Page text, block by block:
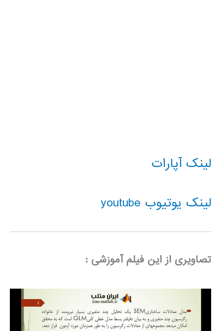
لینک آپارات
لینک یوتیوب youtube
تصاویری از این فیلم آموزشی :